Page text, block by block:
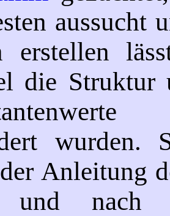
aussucht
erstellen
die Struktur
wurden.
Anleitung
und nach